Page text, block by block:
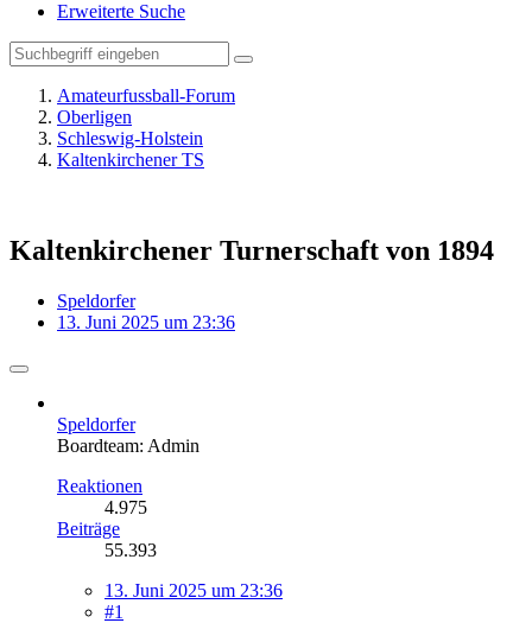
Erweiterte Suche
Amateurfussball-Forum
Oberligen
Schleswig-Holstein
Kaltenkirchener TS
Kaltenkirchener Turnerschaft von 1894
Speldorfer
13. Juni 2025 um 23:36
Speldorfer
Boardteam: Admin
Reaktionen
4.975
Beiträge
55.393
13. Juni 2025 um 23:36
#1